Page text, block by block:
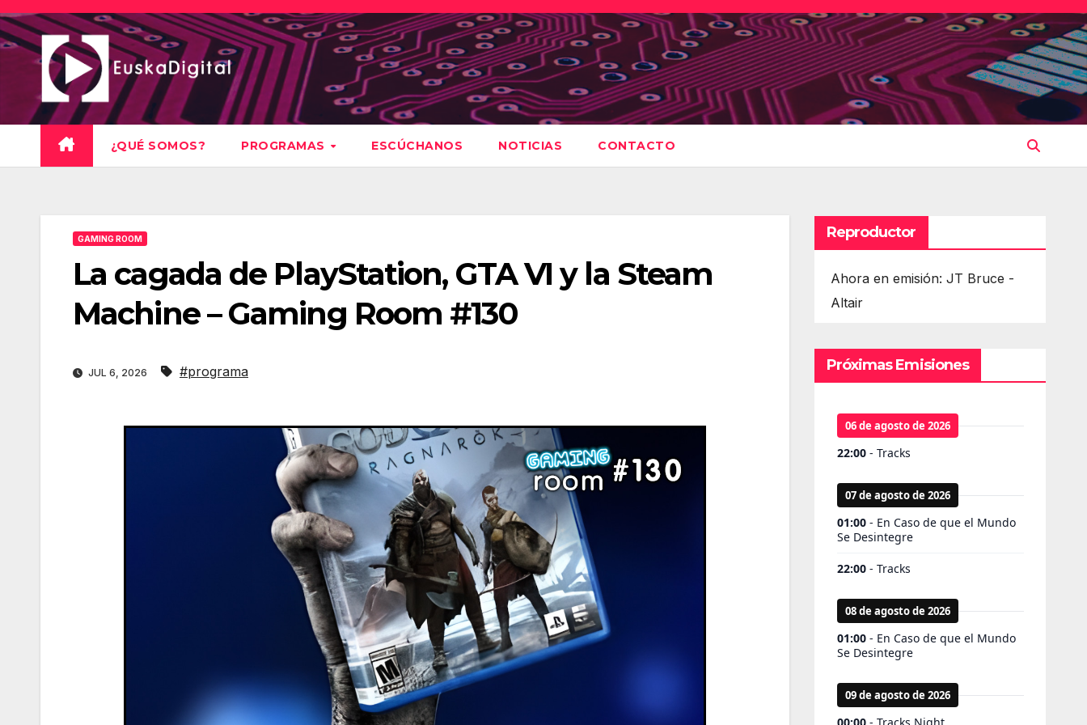
Saltar
al
contenido
¿QUÉ SOMOS? PROGRAMAS ESCÚCHANOS NOTICIAS CONTACTO
GAMING ROOM
La cagada de PlayStation, GTA VI y la Steam
Machine – Gaming Room #130
JUL 6, 2026 #programa
Reproductor
Ahora en emisión: JT Bruce -
Altair
Próximas Emisiones